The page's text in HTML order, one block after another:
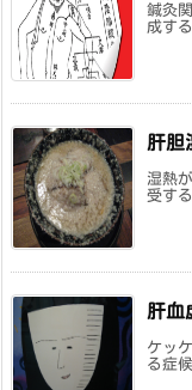
鍼灸
成す
肝胆
湿熱
受す
肝血
ケッ
る症